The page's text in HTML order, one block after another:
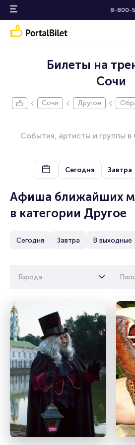
8-800-
Билеты на
Сочи
Сочи Другое
Сегодня Завтра
Афиша ближайших
в категории Другое
Сегодня Завтра В выходные
Города